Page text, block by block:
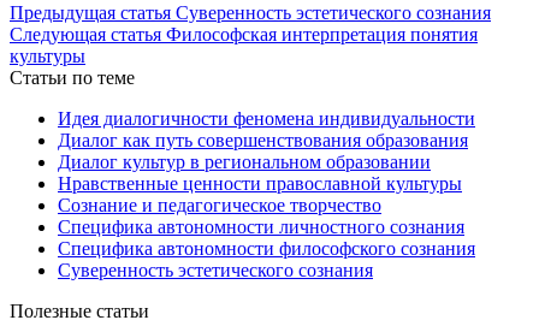
Предыдущая статья Суверенность эстетического сознания
Следующая статья Философская интерпретация понятия
культуры
Статьи по теме
Идея диалогичности феномена индивидуальности
Диалог как путь совершенствования образования
Диалог культур в региональном образовании
Нравственные ценности православной культуры
Сознание и педагогическое творчество
Специфика автономности личностного сознания
Специфика автономности философского сознания
Суверенность эстетического сознания
Полезные статьи